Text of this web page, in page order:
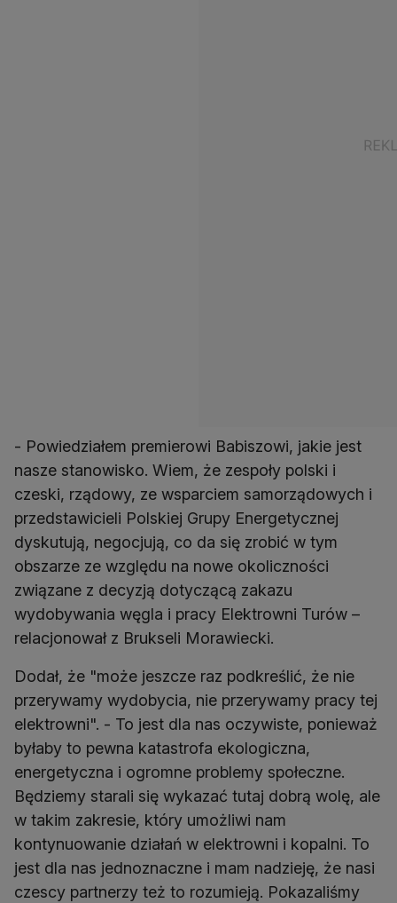
- Powiedziałem premierowi Babiszowi, jakie jest
nasze stanowisko. Wiem, że zespoły polski i
czeski, rządowy, ze wsparciem samorządowych i
przedstawicieli Polskiej Grupy Energetycznej
dyskutują, negocjują, co da się zrobić w tym
obszarze ze względu na nowe okoliczności
związane z decyzją dotyczącą zakazu
wydobywania węgla i pracy Elektrowni Turów –
relacjonował z Brukseli Morawiecki.
Dodał, że "może jeszcze raz podkreślić, że nie
przerywamy wydobycia, nie przerywamy pracy tej
elektrowni". - To jest dla nas oczywiste, ponieważ
byłaby to pewna katastrofa ekologiczna,
energetyczna i ogromne problemy społeczne.
Będziemy starali się wykazać tutaj dobrą wolę, ale
w takim zakresie, który umożliwi nam
kontynuowanie działań w elektrowni i kopalni. To
jest dla nas jednoznaczne i mam nadzieję, że nasi
czescy partnerzy też to rozumieją. Pokazaliśmy